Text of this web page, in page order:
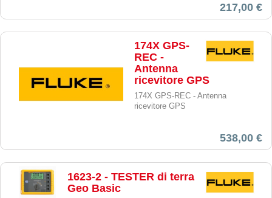
217,00 €
174X GPS-
REC -
Antenna
ricevitore GPS
174X GPS-REC - Antenna
ricevitore GPS
538,00 €
1623-2 - TESTER di terra
Geo Basic